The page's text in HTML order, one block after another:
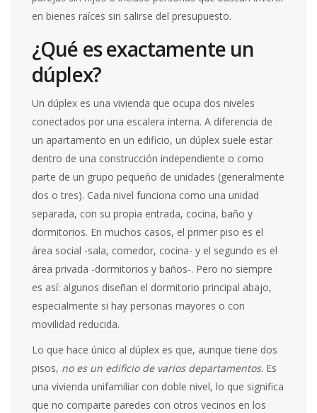
en bienes raíces sin salirse del presupuesto.
¿Qué es exactamente un
dúplex?
Un dúplex es una vivienda que ocupa dos niveles
conectados por una escalera interna. A diferencia de
un apartamento en un edificio, un dúplex suele estar
dentro de una construcción independiente o como
parte de un grupo pequeño de unidades (generalmente
dos o tres). Cada nivel funciona como una unidad
separada, con su propia entrada, cocina, baño y
dormitorios. En muchos casos, el primer piso es el
área social -sala, comedor, cocina- y el segundo es el
área privada -dormitorios y baños-. Pero no siempre
es así: algunos diseñan el dormitorio principal abajo,
especialmente si hay personas mayores o con
movilidad reducida.
Lo que hace único al dúplex es que, aunque tiene dos
pisos, no es un edificio de varios departamentos. Es
una vivienda unifamiliar con doble nivel, lo que significa
que no comparte paredes con otros vecinos en los